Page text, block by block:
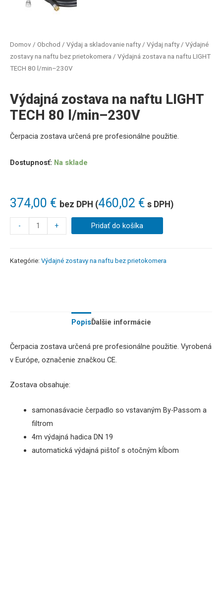
Domov / Obchod / Výdaj a skladovanie nafty / Výdaj nafty / Výdajné
zostavy na naftu bez prietokomera / Výdajná zostava na naftu LIGHT
TECH 80 l/min–230V
Výdajná zostava na naftu LIGHT
TECH 80 l/min–230V
374,00 € bez DPH (460,02 € s DPH)
Čerpacia zostava určená pre profesionálne použitie.
Dostupnosť: Na sklade
- + Pridať do košíka
Kategórie: Výdajné zostavy na naftu bez prietokomera
PopisĎalšie informácie
Čerpacia zostava určená pre profesionálne použitie. Vyrobená
v Európe, označenie značkou CE.
Zostava obsahuje:
samonasávacie čerpadlo so vstavaným By-Passom a
filtrom
4m výdajná hadica DN 19
automatická výdajná pištoľ s otočným kĺbom